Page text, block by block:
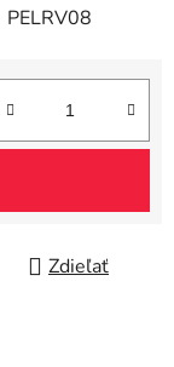
PELRV08
Zdieľať